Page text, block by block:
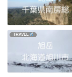
TRAVEL